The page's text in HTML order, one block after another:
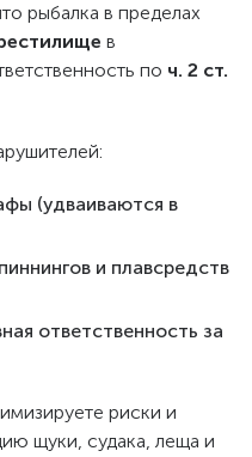
рыбалка в пределах
в
по ч. 2 ст.
(удваиваются в
и плавсредств
ответственность за
риски и
щуки, судака, леща и